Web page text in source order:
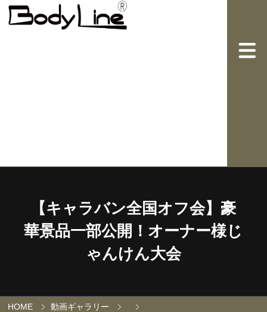
【キャラバン全国オフ会】豪
華景品一部公開！オーナー様じ
ゃんけん大会
HOME
動画ギャラリー